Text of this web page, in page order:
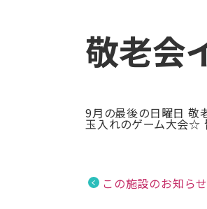
敬老会
9月の最後の日曜日 敬
玉入れのゲーム大会☆
この施設のお知ら